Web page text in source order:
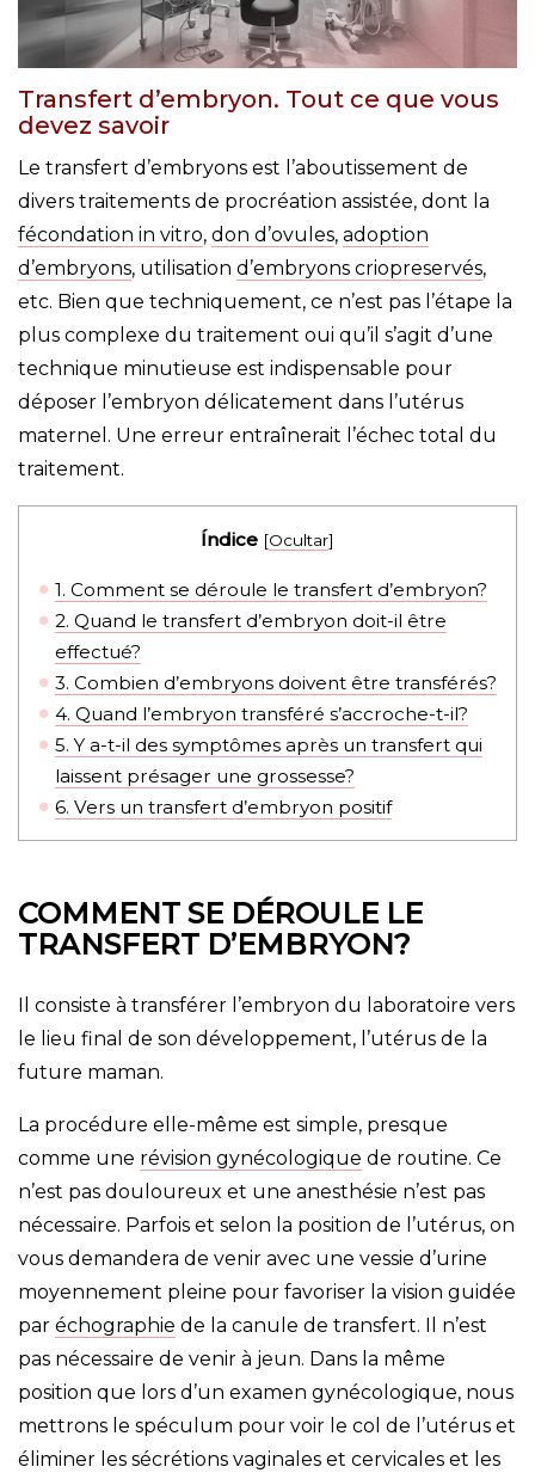
Transfert d’embryon. Tout ce que vous
devez savoir
Le transfert d’embryons est l’aboutissement de
divers traitements de procréation assistée, dont la
fécondation in vitro, don d’ovules, adoption
d’embryons, utilisation d’embryons criopreservés,
etc. Bien que techniquement, ce n’est pas l’étape la
plus complexe du traitement oui qu’il s’agit d’une
technique minutieuse est indispensable pour
déposer l’embryon délicatement dans l’utérus
maternel. Une erreur entraînerait l’échec total du
traitement.
Índice [Ocultar]
1. Comment se déroule le transfert d’embryon?
2. Quand le transfert d’embryon doit-il être
effectué?
3. Combien d’embryons doivent être transférés?
4. Quand l’embryon transféré s’accroche-t-il?
5. Y a-t-il des symptômes après un transfert qui
laissent présager une grossesse?
6. Vers un transfert d’embryon positif
COMMENT SE DÉROULE LE
TRANSFERT D’EMBRYON?
Il consiste à transférer l’embryon du laboratoire vers
le lieu final de son développement, l’utérus de la
future maman.
La procédure elle-même est simple, presque
comme une révision gynécologique de routine. Ce
n’est pas douloureux et une anesthésie n’est pas
nécessaire. Parfois et selon la position de l’utérus, on
vous demandera de venir avec une vessie d’urine
moyennement pleine pour favoriser la vision guidée
par échographie de la canule de transfert. Il n’est
pas nécessaire de venir à jeun. Dans la même
position que lors d’un examen gynécologique, nous
mettrons le spéculum pour voir le col de l’utérus et
éliminer les sécrétions vaginales et cervicales et les